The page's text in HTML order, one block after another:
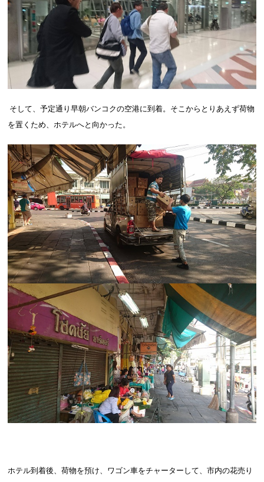
そして、予定通り早朝バンコクの空港に到着。そこからとりあえず荷物
を置くため、ホテルへと向かった。
ホテル到着後、荷物を預け、ワゴン車をチャーターして、市内の花売り